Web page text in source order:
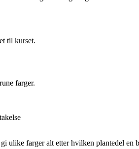
til kurset.
farger.
ulike farger alt etter hvilken plantedel en